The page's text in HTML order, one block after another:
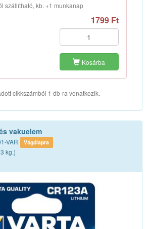
szállítható, kb. +1 munkanap
1799 Ft
Kosárba
cikkszámból 1 db-ra vonatkozik.
vakuelem
VAR Vágólapra
kg.)